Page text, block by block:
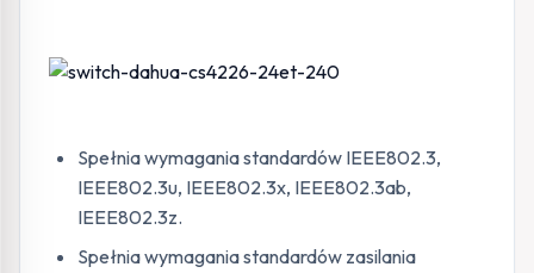
Spełnia wymagania standardów IEEE802.3,
IEEE802.3u, IEEE802.3x, IEEE802.3ab,
IEEE802.3z.
Spełnia wymagania standardów zasilania